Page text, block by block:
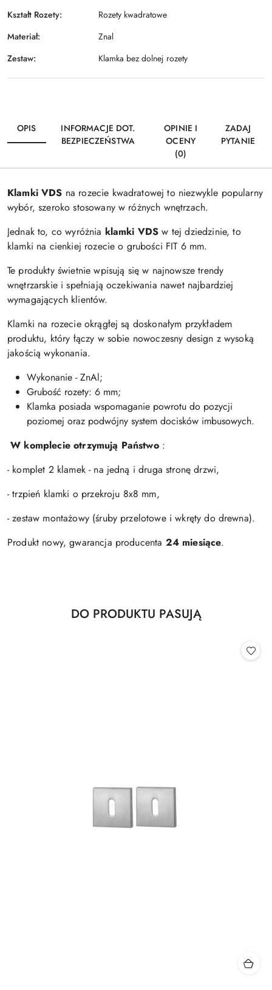
Kształt Rozety:
Rozety kwadratowe
Materiał:
Znal
Zestaw:
Klamka bez dolnej rozety
OPIS
INFORMACJE DOT.
BEZPIECZEŃSTWA
OPINIE I
OCENY
(0)
ZADAJ
PYTANIE
Klamki VDS na rozecie kwadratowej to niezwykle popularny
wybór, szeroko stosowany w różnych wnętrzach.
Jednak to, co wyróżnia klamki VDS w tej dziedzinie, to
klamki na cienkiej rozecie o grubości FIT 6 mm.
Te produkty świetnie wpisują się w najnowsze trendy
wnętrzarskie i spełniają oczekiwania nawet najbardziej
wymagających klientów.
Klamki na rozecie okrągłej są doskonałym przykładem
produktu, który łączy w sobie nowoczesny design z wysoką
jakością wykonania.
Wykonanie - ZnAl;
Grubość rozety: 6 mm;
Klamka posiada wspomaganie powrotu do pozycji
poziomej oraz podwójny system docisków imbusowych.
W komplecie otrzymują Państwo:
- komplet 2 klamek - na jedną i druga stronę drzwi,
- trzpień klamki o przekroju 8x8 mm,
- zestaw montażowy (śruby przelotowe i wkręty do drewna).
Produkt nowy, gwarancja producenta 24 miesiące.
Pomiń karuzelę produktów
Produkty
DO PRODUKTU PASUJĄ